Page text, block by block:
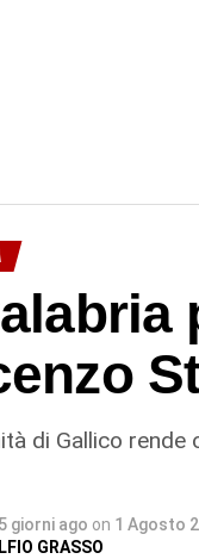
di Gallico
5 giorni ago on 1 Agosto
GRASSO